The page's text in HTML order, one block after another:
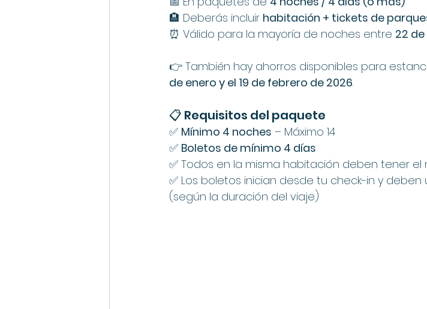
🏨 Deberás incluir habitación + tickets de
⏰ Válido para la mayoría de noches entre 22
👉 También hay ahorros disponibles para
de enero y el 19 de febrero de 2026.
📋 Requisitos del paquete
✅ Mínimo 4 noches – Máximo 14
✅ Boletos de mínimo 4 días
✅ Todos en la misma habitación deben tener
✅ Los boletos inician desde tu check-in y
(según la duración del viaje)